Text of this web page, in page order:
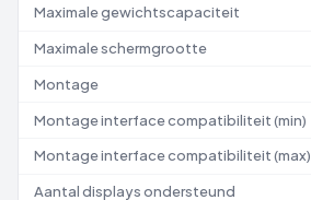
Maximale gewichtscapaciteit
Maximale schermgrootte
Montage
Montage interface compatibiliteit (min)
Montage interface compatibiliteit (max)
Aantal displays ondersteund